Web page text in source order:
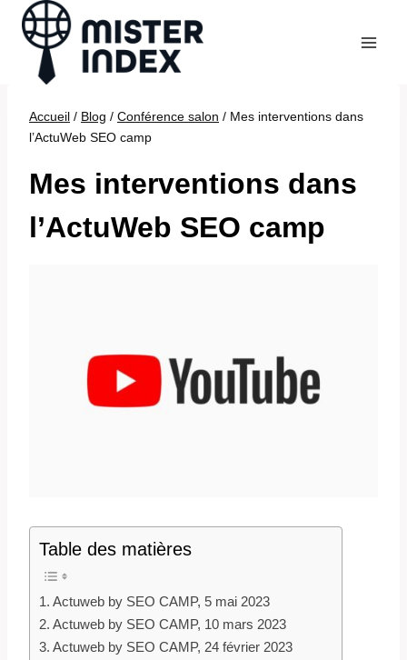
Aller
contenu
Accueil / Blog / Conférence salon / Mes interventions dans
l’ActuWeb SEO camp
Mes interventions dans
l’ActuWeb SEO camp
Table des matières
Actuweb by SEO CAMP, 5 mai 2023
Actuweb by SEO CAMP, 10 mars 2023
Actuweb by SEO CAMP, 24 février 2023